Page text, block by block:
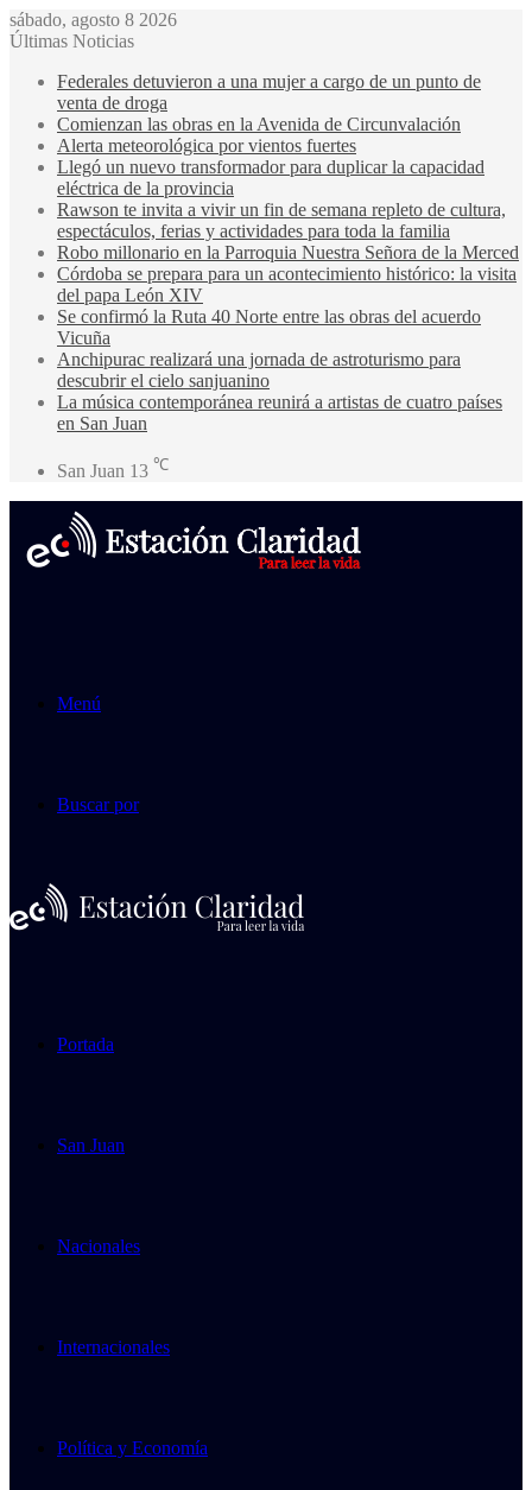
sábado, agosto 8 2026
Últimas Noticias
Federales detuvieron a una mujer a cargo de un punto de
venta de droga
Comienzan las obras en la Avenida de Circunvalación
Alerta meteorológica por vientos fuertes
Llegó un nuevo transformador para duplicar la capacidad
eléctrica de la provincia
Rawson te invita a vivir un fin de semana repleto de cultura,
espectáculos, ferias y actividades para toda la familia
Robo millonario en la Parroquia Nuestra Señora de la Merced
Córdoba se prepara para un acontecimiento histórico: la visita
del papa León XIV
Se confirmó la Ruta 40 Norte entre las obras del acuerdo
Vicuña
Anchipurac realizará una jornada de astroturismo para
descubrir el cielo sanjuanino
La música contemporánea reunirá a artistas de cuatro países
en San Juan
San Juan 13 ℃
Menú
Buscar por
Portada
San Juan
Nacionales
Internacionales
Política y Economía